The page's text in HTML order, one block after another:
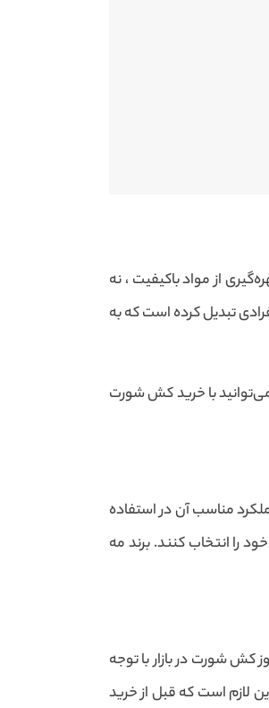
از مواد باکیفیت ، نه
تبدیل کرده است که به
می‌توانید با خرید کش شورت
مناسب آن در استفاده
را انتخاب کنند. برند مه
شورت در بازار با توجه
لازم است که قبل از خرید